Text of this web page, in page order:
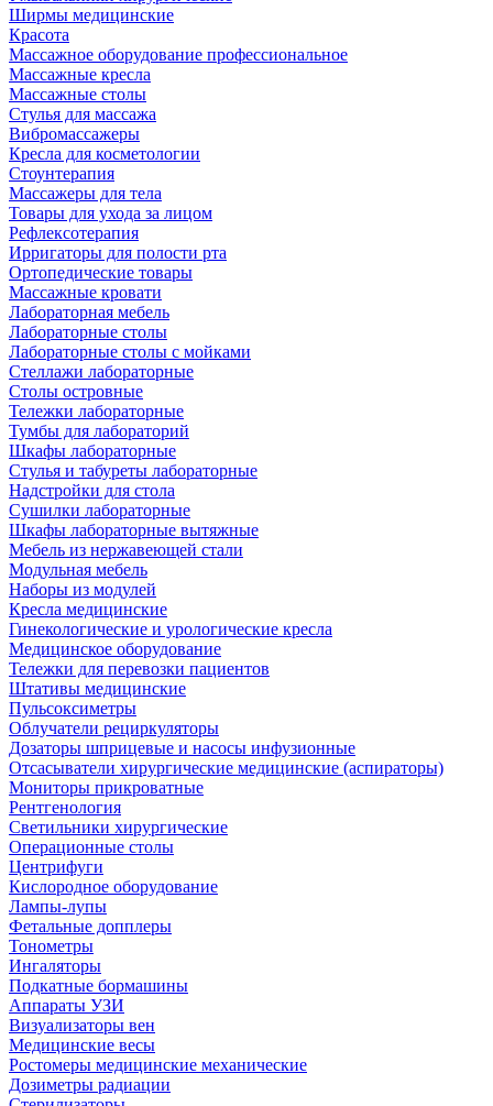
Ширмы медицинские
Красота
Массажное оборудование профессиональное
Массажные кресла
Массажные столы
Стулья для массажа
Вибромассажеры
Кресла для косметологии
Стоунтерапия
Массажеры для тела
Товары для ухода за лицом
Рефлексотерапия
Ирригаторы для полости рта
Ортопедические товары
Массажные кровати
Лабораторная мебель
Лабораторные столы
Лабораторные столы с мойками
Стеллажи лабораторные
Столы островные
Тележки лабораторные
Тумбы для лабораторий
Шкафы лабораторные
Стулья и табуреты лабораторные
Надстройки для стола
Сушилки лабораторные
Шкафы лабораторные вытяжные
Мебель из нержавеющей стали
Модульная мебель
Наборы из модулей
Кресла медицинские
Гинекологические и урологические кресла
Медицинское оборудование
Тележки для перевозки пациентов
Штативы медицинские
Пульсоксиметры
Облучатели рециркуляторы
Дозаторы шприцевые и насосы инфузионные
Отсасыватели хирургические медицинские (аспираторы)
Мониторы прикроватные
Рентгенология
Светильники хирургические
Операционные столы
Центрифуги
Кислородное оборудование
Лампы-лупы
Фетальные допплеры
Тонометры
Ингаляторы
Подкатные бормашины
Аппараты УЗИ
Визуализаторы вен
Медицинские весы
Ростомеры медицинские механические
Дозиметры радиации